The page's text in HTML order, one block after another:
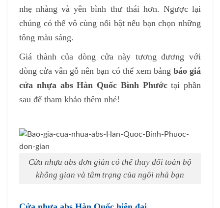
nhẹ nhàng và yên bình thư thái hơn. Ngược lại
chúng có thể vô cùng nổi bật nếu bạn chọn những
tông màu sáng.
Giá thành của dòng cửa này tương đương với
dòng cửa vân gỗ nên bạn có thể xem bảng báo giá
cửa nhựa abs Hàn Quốc Bình Phướctại phần
sau để tham khảo thêm nhé!
Cửa nhựa abs đơn giản có thể thay đổi toàn bộ
không gian và tâm trạng của ngôi nhà bạn